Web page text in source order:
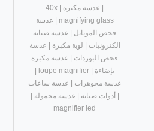
| عدسة مكبرة 40x |
magnifying glass | عدسة
فحص الموبايل | عدسة صيانة
الكترونيات | لوبة مكبرة | عدسة
فحص البوردات | عدسة مكبرة
بإضاءة | loupe magnifier |
عدسة مجوهرات | عدسة ساعات
| أدوات صيانة | عدسة محمولة |
magnifier led